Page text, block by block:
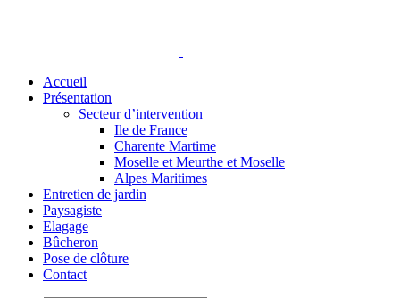
Accueil
Présentation
Secteur d’intervention
Ile de France
Charente Martime
Moselle et Meurthe et Moselle
Alpes Maritimes
Entretien de jardin
Paysagiste
Elagage
Bûcheron
Pose de clôture
Contact